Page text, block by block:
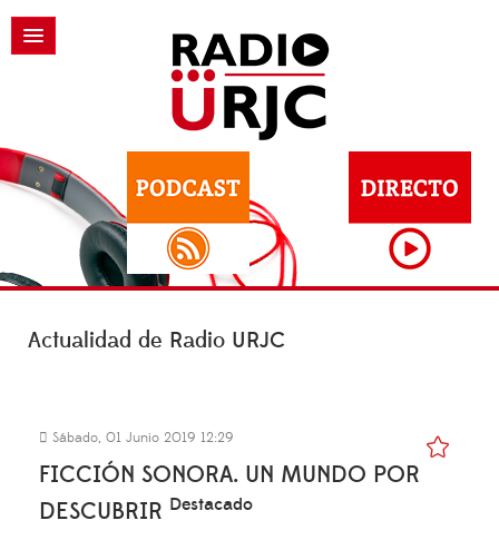
Actualidad de Radio URJC
Sábado, 01 Junio 2019 12:29
FICCIÓN SONORA. UN MUNDO POR
DESCUBRIR Destacado